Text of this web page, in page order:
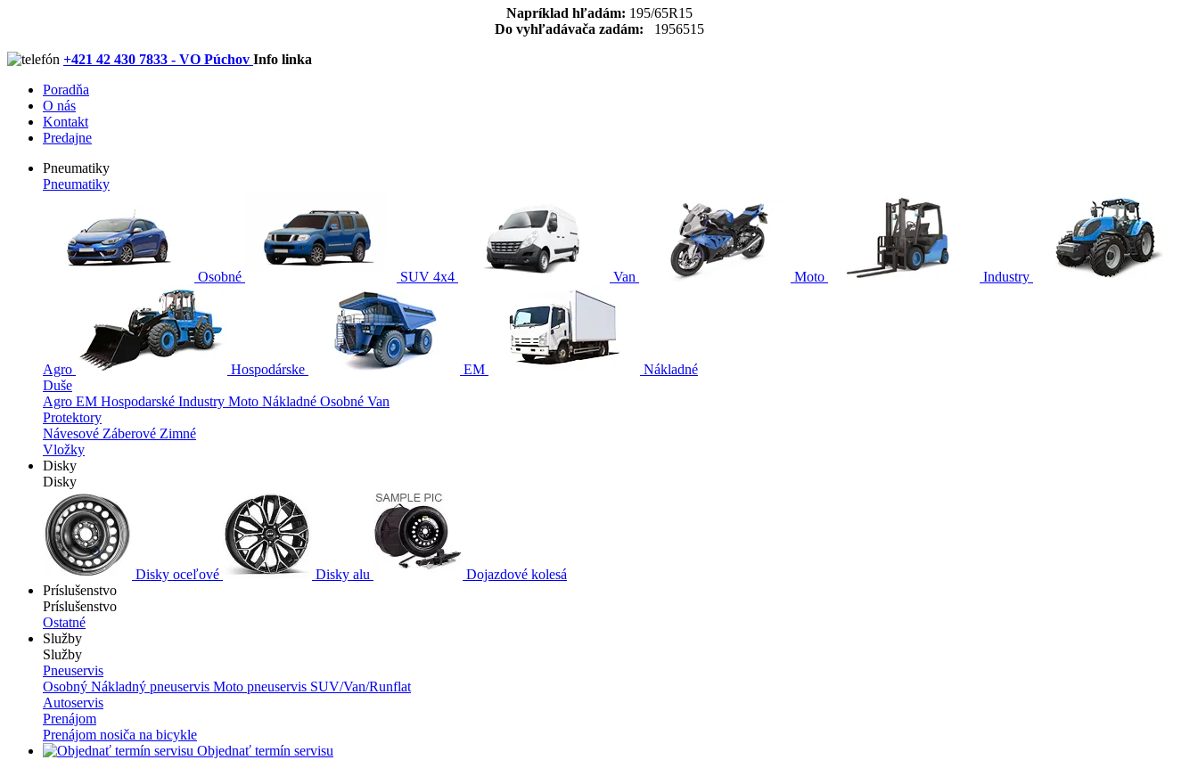
Napríklad hľadám: 195/65R15
Do vyhľadávača zadám: 1956515
+421 42 430 7833 - VO Púchov Info linka
Poradňa
O nás
Kontakt
Predajne
Pneumatiky
Pneumatiky
Osobné SUV 4x4 Van Moto Industry
Agro Hospodárske EM
Nákladné
Duše
Agro EM Hospodarské Industry Moto Nákladné Osobné Van
Protektory
Návesové Záberové Zimné
Vložky
Disky
Disky
Disky oceľové Disky alu
Dojazdové kolesá
Príslušenstvo
Príslušenstvo
Ostatné
Služby
Služby
Pneuservis
Osobný Nákladný pneuservis Moto pneuservis SUV/Van/Runflat
Autoservis
Prenájom
Prenájom nosiča na bicykle
Objednať termín servisu